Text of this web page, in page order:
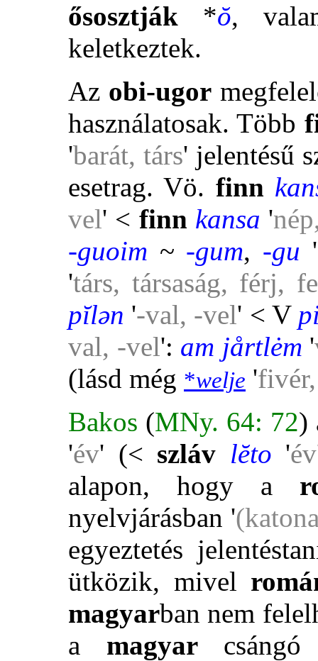
ősosztják *ŏ,
keletkeztek.
Az obi-ugor
használatosak. Több
'barát, társ' jelentésű
esetrag. Vö. finn
vel' < finn kansa '
-guoim ~ -gum, -gu '
'társ, társaság, férj,
pĭlən '-val, -vel' < V
val, -vel': am jårtlėm '
(lásd még *welje '
Bakos (MNy. 64: 72)
'év' (< szláv lĕto 'év
alapon, hogy a
nyelvjárásban '
egyeztetés
ütközik, mivel
magyarban nem
a magyar